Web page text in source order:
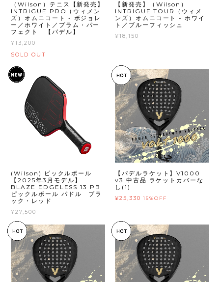
（Wilson）テニス【新発売】
INTRIGUE PRO（ウィメン
ズ）オムニコート - ボジョレ
ー／ホワイト／プラム・パー
フェクト 【パデル】
¥13,200
SOLD OUT
【新発売】（Wilson）
INTRIGUE TOUR（ウィメ
ンズ）オムニコート - ホワイ
ト／ブルーフィッシュ
¥18,150
(Wilson) ピックルボール
【2025年3月モデル】
BLAZE EDGELESS 13 PB
ピックルボール パドル ブラ
ック・レッド
¥27,500
【パデルラケット】V1000
v3 中古品 ラケットカバーな
し(1)
¥25,330 15%OFF